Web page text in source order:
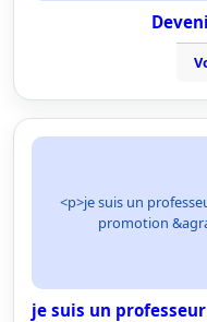
<p>je suis un
promotion
je suis un